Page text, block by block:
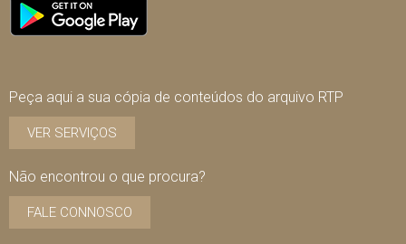
Peça aqui a sua cópia de conteúdos do arquivo RTP
VER SERVIÇOS
Não encontrou o que procura?
FALE CONNOSCO